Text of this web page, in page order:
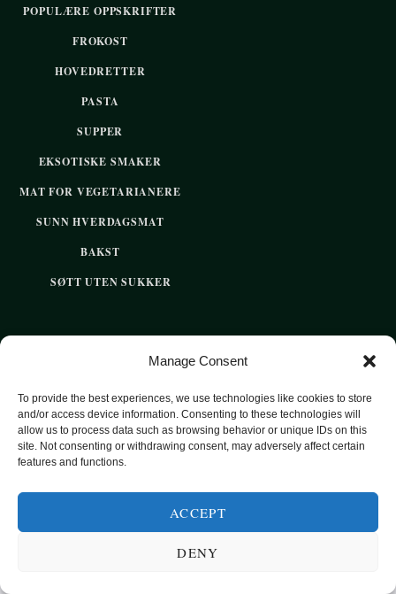
Manage Consent
To provide the best experiences, we use technologies like cookies to store
and/or access device information. Consenting to these technologies will
allow us to process data such as browsing behavior or unique IDs on this
site. Not consenting or withdrawing consent, may adversely affect certain
features and functions.
ACCEPT
DENY
POPULÆRE OPPSKRIFTER
FROKOST
HOVEDRETTER
PASTA
SUPPER
EKSOTISKE SMAKER
MAT FOR VEGETARIANERE
SUNN HVERDAGSMAT
BAKST
SØTT UTEN SUKKER
HVER DAG
TOP